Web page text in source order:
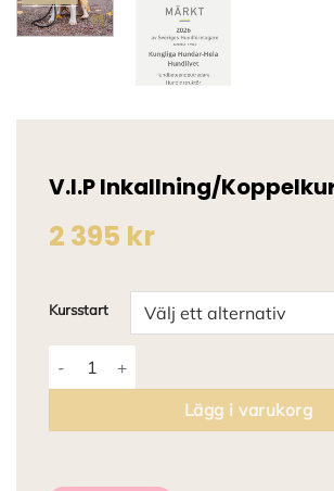
V.I.P Inkallning/
2 395 kr
Kursstart
V.I.P Inkallning/Koppelkurs mängd
Lägg i varukorg